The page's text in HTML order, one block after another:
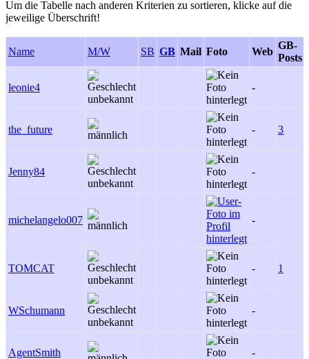
Um die Tabelle nach anderen Kriterien zu sortieren, klicke auf die
jeweilige Überschrift!
Name M/W SB GB Mail Foto Web
GB-
Posts
leonie4 -
the_future - 3
Jenny84 -
michelangelo007 -
TOMCAT - 1
WSchumann -
AgentSmith -